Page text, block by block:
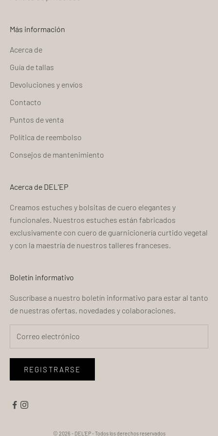
Más información
Acerca de
Guía de tallas
Devoluciones y envíos
Contacto
Puntos de venta
Política de reembolso
Consejos de mantenimiento
Acerca de DEL'EP
Creamos estuches y bolsitas de cuero elegantes y
funcionales. Nuestros estuches están fabricados
exclusivamente con cuero de guarnicionería curtido vegetal
y con la maestría de nuestros talleres franceses.
Boletín informativo
Suscríbase a nuestro boletín informativo para estar al tanto
de nuestras ofertas, novedades y colaboraciones.
REGISTRARSE
© 2026 - DEL'EP- Todos los derechos reservados